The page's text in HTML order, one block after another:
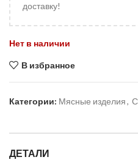
доставку!
Нет в наличии
В избранное
Категории: Мясные изделия,
ДЕТАЛИ